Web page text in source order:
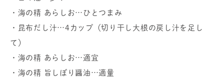
・海の精 あらしお…ひとつまみ
・昆布だし汁…4カップ（切り干し大根の戻し汁を足し
て）
・海の精 あらしお…適宜
・海の精 旨しぼり醤油…適量